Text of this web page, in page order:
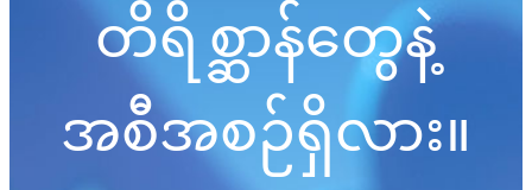
တိရိစ္ဆာန်တွေနဲ့
အစီအစဉ်ရှိလား။